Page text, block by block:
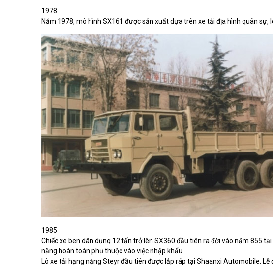
1978
Năm 1978, mô hình SX161 được sản xuất dựa trên xe tải địa hình quân sự,
1985
Chiếc xe ben dân dụng 12 tấn trở lên SX360 đầu tiên ra đời vào năm 855
nặng hoàn toàn phụ thuộc vào việc nhập khẩu.
Lô xe tải hạng nặng Steyr đầu tiên được lắp ráp tại Shaanxi Automobile. Lễ